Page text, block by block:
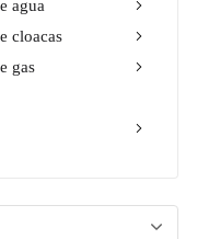
agua
cloacas
gas